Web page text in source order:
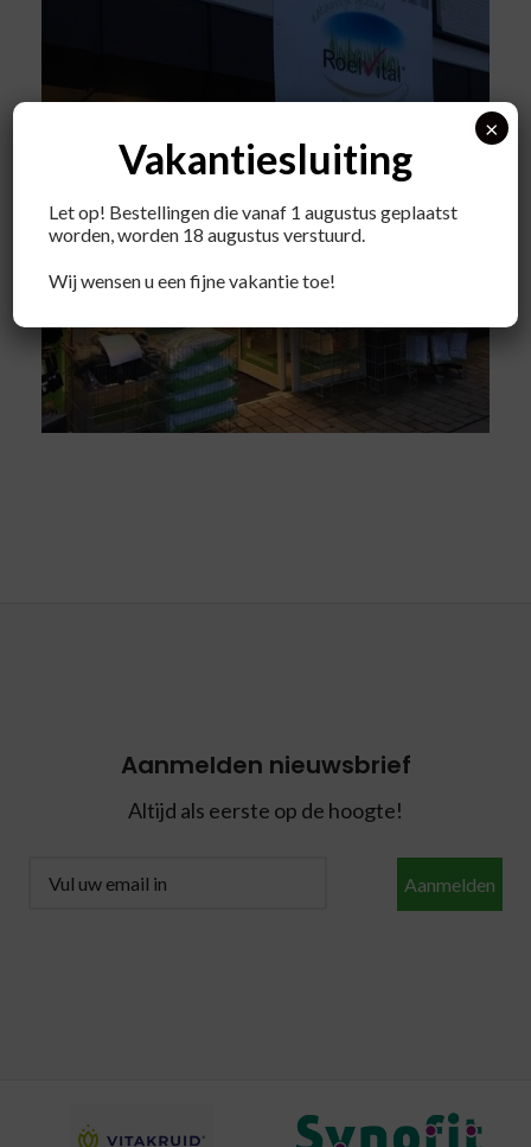
Aanmelden nieuwsbrief
Altijd als eerste op de hoogte!
Aanmelden
Vakantiesluiting
Let op! Bestellingen die vanaf 1 augustus geplaatst
worden, worden 18 augustus verstuurd.
Wij wensen u een fijne vakantie toe!
×